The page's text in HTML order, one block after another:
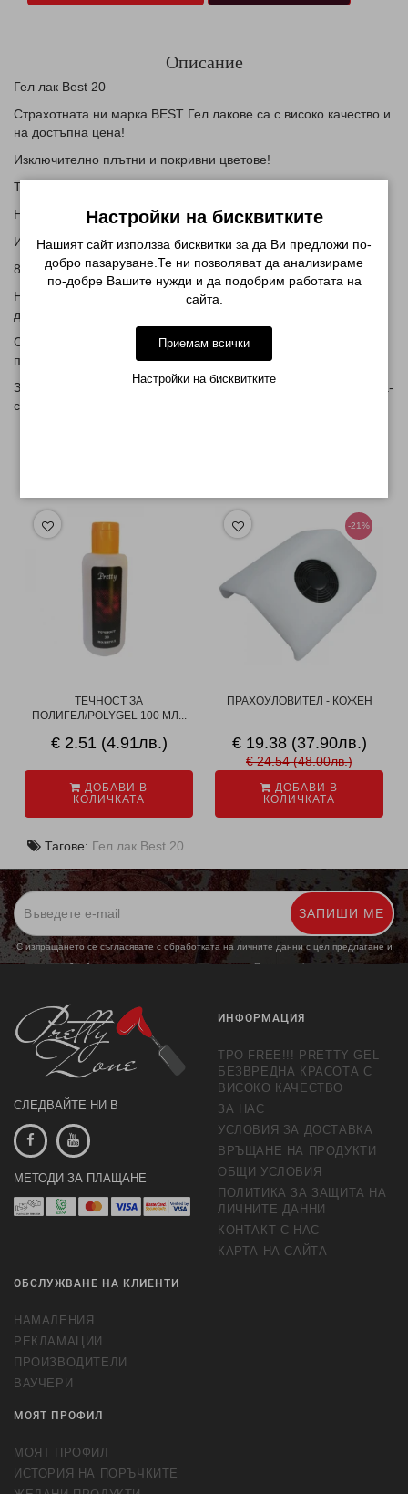
Описание
Гел лак Best 20
Страхотната ни марка BEST Гел лакове са с високо качество и
на достъпна цена!
Изключително плътни и покривни цветове!
Трайни и наситени нюанси!
Нанасят се тънко, без разтичане.
Изпичат се в UV или LED лампа.
8 мл.
Нанася се върху основа за гел лак-може да се използва и на
друга марка-съвместими са .
След което се нанася цвета на тънко ,може след изпичане на
първият цветен гел да се нанесе още един цветен слой.
Запечатва се с топ лак -може да се използва и на друга марка-
съвместими са
ТЕЧНОСТ ЗА
ПОЛИГЕЛ/POLYGEL 100 МЛ...
€ 2.51 (4.91лв.)
ДОБАВИ В
КОЛИЧКАТА
-21%
ПРАХОУЛОВИТЕЛ - КОЖЕН
€ 19.38 (37.90лв.)
€ 24.54 (48.00лв.)
ДОБАВИ В
КОЛИЧКАТА
Тагове: Гел лак Best 20
ЗАПИШИ МЕ
С изпращането се съгласявате с обработката на личните данни с цел предлагане и
обработка на маркетингови предложения. Повече информация
СЛЕДВАЙТЕ НИ В
МЕТОДИ ЗА ПЛАЩАНЕ
ИНФОРМАЦИЯ
TPO-FREE!!! PRETTY GEL –
БЕЗВРЕДНА КРАСОТА С
ВИСОКО КАЧЕСТВО
ЗА НАС
УСЛОВИЯ ЗА ДОСТАВКА
ВРЪЩАНЕ НА ПРОДУКТИ
ОБЩИ УСЛОВИЯ
ПОЛИТИКА ЗА ЗАЩИТА НА
ЛИЧНИТЕ ДАННИ
КОНТАКТ С НАС
КАРТА НА САЙТА
ОБСЛУЖВАНЕ НА КЛИЕНТИ
НАМАЛЕНИЯ
РЕКЛАМАЦИИ
ПРОИЗВОДИТЕЛИ
ВАУЧЕРИ
МОЯТ ПРОФИЛ
МОЯТ ПРОФИЛ
ИСТОРИЯ НА ПОРЪЧКИТЕ
Настройки на бисквитките
Нашият сайт използва бисквитки за да Ви предложи по-
добро пазаруване.Те ни позволяват да анализираме
по-добре Вашите нужди и да подобрим работата на
сайта.
Приемам всички
Настройки на бисквитките